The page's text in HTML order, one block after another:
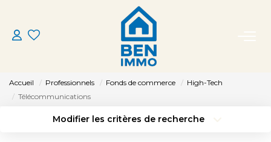
ACHETER
Accueil Professionnels Fonds de commerce
High-Tech
Télécommunications
Modifier les critères de recherche